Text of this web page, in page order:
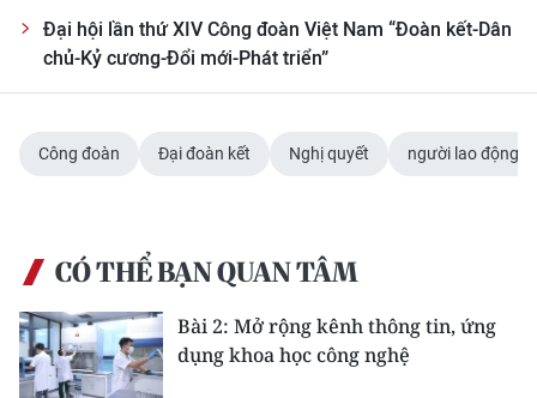
Đại hội lần thứ XIV Công đoàn Việt Nam “Đoàn kết-Dân
chủ-Kỷ cương-Đổi mới-Phát triển”
Công đoàn Đại đoàn kết Nghị quyết người lao động
CÓ THỂ BẠN QUAN TÂM
Bài 2: Mở rộng kênh thông tin, ứng
dụng khoa học công nghệ